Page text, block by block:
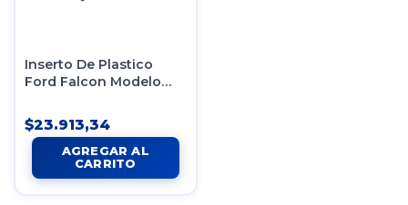
Inserto De Plastico
Ford Falcon Modelo
$23.913,34